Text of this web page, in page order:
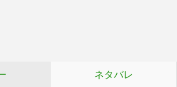
ネタバレ